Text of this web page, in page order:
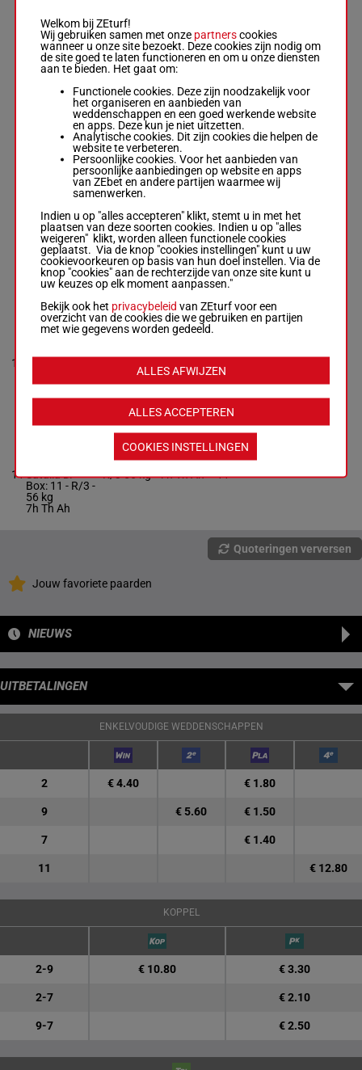
53 kg
9p 2p 2p 9p
Rousseau L.-
Gadbin L.
M/4 -
8p 5p 8p
M/456.5
kg
8p 5p 8p 10
ALOVEMINE
Soulie G.
Box: 8 -M/4 -
56.5 kg
5p 2p 5p 3p
4p 8p 5p 4p
7p (23) 7p
12p 13p
M/456.5
kg
5p 2p 5p
3p 4p 8p
5p 4p 7p
(23) 7p
12p 13p
8
10
ITAO DE
54.5 kg
Debuut
54.5
11Satalia D.
Box: 11 - R/3 -
56 kg
7h Th Ah
R/356 kg 7h Th Ah 11
Quoteringen verversen
Jouw favoriete paarden
NIEUWS
UITBETALINGEN
ENKELVOUDIGE WEDDENSCHAPPEN
2 € 4.40 € 1.80
9 € 5.60 € 1.50
7 € 1.40
11 € 12.80
KOPPEL
2-9 € 10.80 € 3.30
2-7 € 2.10
9-7 € 2.50
Welkom bij ZEturf!
Wij gebruiken samen met onze partnerscookies
wanneer u onze site bezoekt. Deze cookies zijn nodig om
de site goed te laten functioneren en om u onze diensten
aan te bieden. Het gaat om:
Functionele cookies. Deze zijn noodzakelijk voor
het organiseren en aanbieden van
weddenschappen en een goed werkende website
en apps. Deze kun je niet uitzetten.
Analytische cookies. Dit zijn cookies die helpen de
website te verbeteren.
Persoonlijke cookies. Voor het aanbieden van
persoonlijke aanbiedingen op website en apps
van ZEbet en andere partijen waarmee wij
samenwerken.
Indien u op "alles accepteren" klikt, stemt u in met het
plaatsen van deze soorten cookies. Indien u op "alles
weigeren" klikt, worden alleen functionele cookies
geplaatst. Via de knop "cookies instellingen" kunt u uw
cookievoorkeuren op basis van hun doel instellen. Via de
knop "cookies" aan de rechterzijde van onze site kunt u
uw keuzes op elk moment aanpassen."
Bekijk ook het privacybeleid van ZEturf voor een
overzicht van de cookies die we gebruiken en partijen
met wie gegevens worden gedeeld.
ALLES ACCEPTEREN
ALLES AFWIJZEN
COOKIES INSTELLINGEN